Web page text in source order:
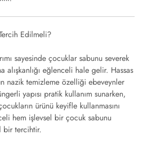
Edilmeli?
sayesinde çocuklar sabunu severek
alışkanlığı eğlenceli hale gelir. Hassas
nazik temizleme özelliği ebeveynler
yapısı pratik kullanım sunarken,
ürünü keyifle kullanmasını
hem işlevsel bir çocuk sabunu
bir tercihtir.